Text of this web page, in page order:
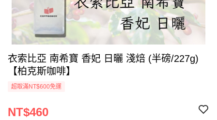
衣索比亞 南希寶 香妃 日曬 淺焙 (半磅/227g)
【柏克斯咖啡】
超取滿NT$600免運
NT$460